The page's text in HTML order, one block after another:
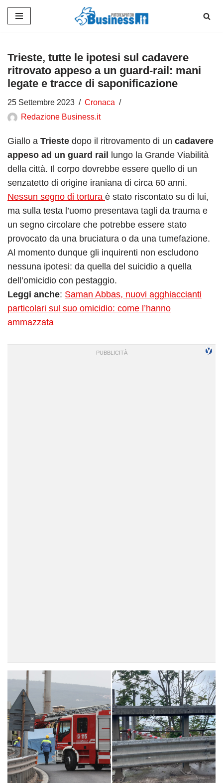
contenuto
Trieste, tutte le ipotesi sul cadavere
ritrovato appeso a un guard-rail: mani
legate e tracce di saponificazione
25 Settembre 2023
Cronaca
Redazione Business.it
Giallo a Trieste dopo il ritrovamento di un cadavere
appeso ad un guard rail lungo la Grande Viabilità
della città. Il corpo dovrebbe essere quello di un
senzatetto di origine iraniana di circa 60 anni.
Nessun segno di tortura è stato riscontato su di lui,
ma sulla testa l’uomo presentava tagli da trauma e
un segno circolare che potrebbe essere stato
provocato da una bruciatura o da una tumefazione.
Al momento dunque gli inquirenti non escludono
nessuna ipotesi: da quella del suicidio a quella
dell’omicidio con pestaggio.
Leggi anche: Saman Abbas, nuovi agghiaccianti
particolari sul suo omicidio: come l’hanno
ammazzata